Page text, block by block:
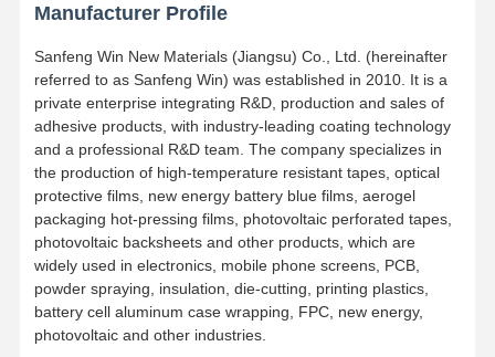
Ταινία pi
ταινία αποδέσμευσης
PU ταινία
Σιλικόνη
Ακρυλική ταινία
Τεκέτα διάτρητα
Μπλε προστατευτική μεμβράνη
Θερμαντική ταινία
Manufacturer Profile
Sanfeng Win New Materials (Jiangsu) Co., Ltd. (hereinafter
referred to as Sanfeng Win) was established in 2010. It is a
private enterprise integrating R&D, production and sales of
adhesive products, with industry-leading coating technology
and a professional R&D team. The company specializes in
the production of high-temperature resistant tapes, optical
protective films, new energy battery blue films, aerogel
packaging hot-pressing films, photovoltaic perforated tapes,
photovoltaic backsheets and other products, which are
widely used in electronics, mobile phone screens, PCB,
powder spraying, insulation, die-cutting, printing plastics,
battery cell aluminum case wrapping, FPC, new energy,
photovoltaic and other industries.